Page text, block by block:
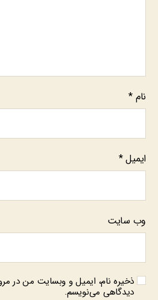
نام *
ایمیل*
وب‌ سایت
ذخیره نام، ایمیل و وبسایت من در
دیدگاهی می‌نویسم.